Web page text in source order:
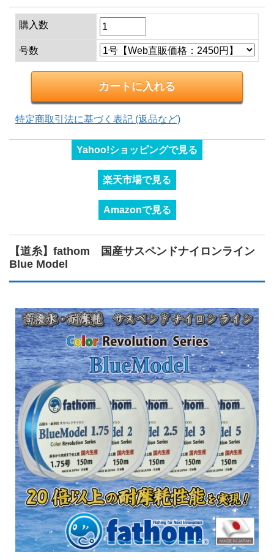
購入数
号数
特定商取引法に基づく表記 (返品など)
Yahoo!ショッピングで見る
楽天市場で見る
Amazonで見る
【道糸】fathom 国産サスペンドナイロンライン
Blue Model